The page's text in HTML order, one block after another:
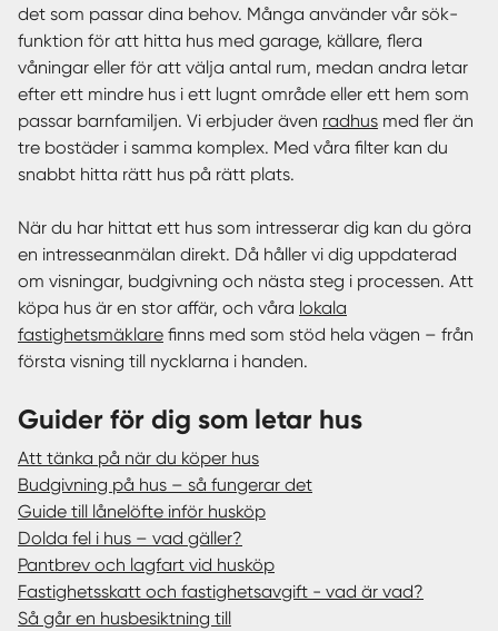
det som passar dina behov. Många använder vår sök-
funktion för att hitta hus med garage, källare, flera
våningar eller för att välja antal rum, medan andra letar
efter ett mindre hus i ett lugnt område eller ett hem som
passar barnfamiljen. Vi erbjuder även radhus med fler än
tre bostäder i samma komplex. Med våra filter kan du
snabbt hitta rätt hus på rätt plats.
När du har hittat ett hus som intresserar dig kan du göra
en intresseanmälan direkt. Då håller vi dig uppdaterad
om visningar, budgivning och nästa steg i processen. Att
köpa hus är en stor affär, och våra lokala
fastighetsmäklare finns med som stöd hela vägen – från
första visning till nycklarna i handen.
Guider för dig som letar hus
Att tänka på när du köper hus
Budgivning på hus – så fungerar det
Guide till lånelöfte inför husköp
Dolda fel i hus – vad gäller?
Pantbrev och lagfart vid husköp
Fastighetsskatt och fastighetsavgift - vad är vad?
Så går en husbesiktning till